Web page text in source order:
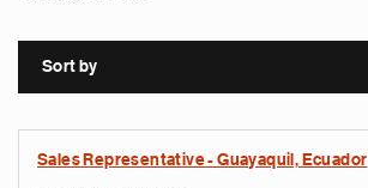
Sort by
Sales Representative - Guayaquil, Ecuador